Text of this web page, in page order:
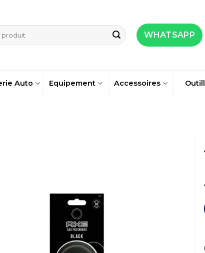
WHATSAPP
Auto Equipement Accessoires